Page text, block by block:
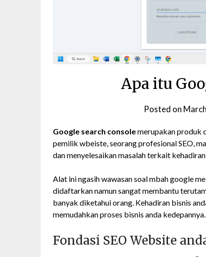
Apa itu
Posted on
Google search consolemerupakan produk
pemilik wbeiste, seorang profesional SEO,
dan menyelesaikan masalah terkait
Alat ini ngasih wawasan soal mbah google
didaftarkan namun sangat membantu
banyak diketahui orang. Kehadiran bisnis
memudahkan proses bisnis anda kedepannya.
Fondasi SEO Website